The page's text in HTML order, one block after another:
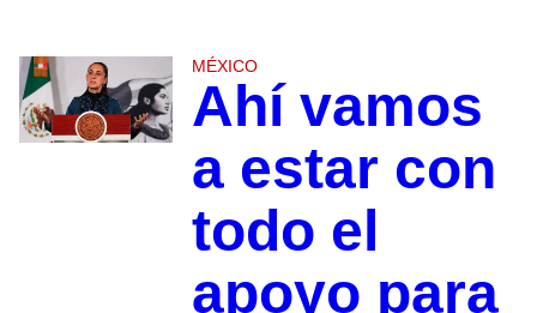
MÉXICO
Ahí vamos
a estar con
todo el
apoyo para